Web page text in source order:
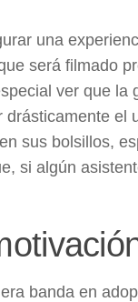
una
será filmado
ver que
drásticamente
sus bolsillos,
si algún
banda en